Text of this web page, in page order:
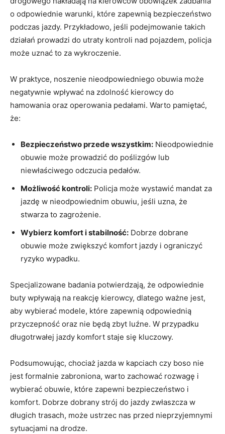
o odpowiednie warunki, które zapewnią bezpieczeństwo
podczas jazdy. Przykładowo, jeśli podejmowanie takich
działań prowadzi do utraty kontroli nad pojazdem, policja
może uznać to za wykroczenie.
W praktyce, noszenie nieodpowiedniego obuwia może
negatywnie wpływać na zdolność kierowcy do
hamowania oraz operowania pedałami. Warto pamiętać,
że:
Bezpieczeństwo przede wszystkim: Nieodpowiednie
obuwie może prowadzić do poślizgów lub
niewłaściwego odczucia pedałów.
Możliwość kontroli: Policja może wystawić mandat za
jazdę w nieodpowiednim obuwiu, jeśli uzna, że
stwarza to zagrożenie.
Wybierz komfort i stabilność: Dobrze dobrane
obuwie może zwiększyć komfort jazdy i ograniczyć
ryzyko wypadku.
Specjalizowane badania potwierdzają, że odpowiednie
buty wpływają na reakcję kierowcy, dlatego ważne jest,
aby wybierać modele, które zapewnią odpowiednią
przyczepność oraz nie będą zbyt luźne. W przypadku
długotrwałej jazdy komfort staje się kluczowy.
Podsumowując, chociaż jazda w kapciach czy boso nie
jest formalnie zabroniona, warto zachować rozwagę i
wybierać obuwie, które zapewni bezpieczeństwo i
komfort. Dobrze dobrany strój do jazdy zwłaszcza w
długich trasach, może ustrzec nas przed nieprzyjemnymi
sytuacjami na drodze.